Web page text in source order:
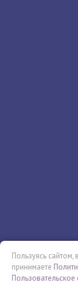
Пользуясь
принимаете
Пользовательское